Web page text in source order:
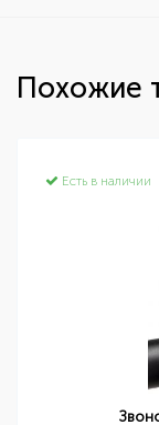
Похожие
Есть в наличии